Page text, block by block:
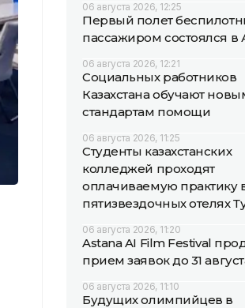
06 августа 2026, 12:25
Первый полет
пассажиром состоялся в
06 августа 2026, 12:21
Социальных работников
Казахстана обучают
стандартам помощи
06 августа 2026, 11:25
Студенты казахстанских
колледжей проходят
оплачиваемую практику
пятизвездочных отелях
06 августа 2026, 11:20
Astana AI Film Festival
прием заявок до 31
06 августа 2026, 11:10
Будущих олимпийцев в